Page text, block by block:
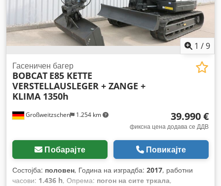
1 /9
Großweitzschen 1.254 km
Гасеничен багер
BOBCAT E85 KETTE
VERSTELLAUSLEGER + ZANGE +
KLIMA 1350h
39.990 €
фиксна цена додава се ДДВ
Побарајте Повикајте
Состојба: половен, Година на изградба: 2017, работни
часови: 1.436 h, Опрема: погон на сите тркала,